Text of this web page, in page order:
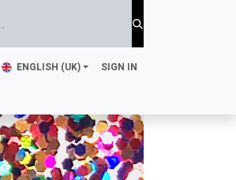
ENGLISH (UK) SIGN IN